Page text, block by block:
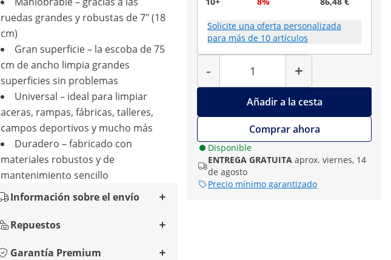
Solicite una oferta personalizada
para más de 10 artículos
-
Cantidad
+
Añadir a la cesta
Comprar ahora
Disponible
ENTREGA GRATUITA aprox. viernes, 14
de agosto
Precio mínimo garantizado
ruedas grandes y robustas de 7" (18
cm)
Gran superficie – la escoba de 75
cm de ancho limpia grandes
superficies sin problemas
Universal – ideal para limpiar
aceras, rampas, fábricas, talleres,
campos deportivos y mucho más
Duradero – fabricado con
materiales robustos y de
mantenimiento sencillo
Información sobre el envío
Repuestos
Garantía Premium